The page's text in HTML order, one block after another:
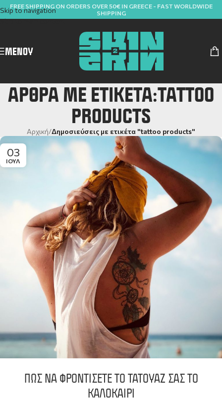
Skip to navigation
Skip to main content
FREE SHIPPING ON ORDERS OVER 50€ IN GREECE - FAST WORLDWIDE
SHIPPING
ΜΕΝΟΎ
ΆΡΘΡΑ ΜΕ ΕΤΙΚΈΤΑ:TATTOO
PRODUCTS
Αρχική/Δημοσιεύσεις με ετικέτα "tattoo products"
03
ΙΟΎΛ
ΠΏΣ ΝΑ ΦΡΟΝΤΊΣΕΤΕ ΤΟ ΤΑΤΟΥΆΖ ΣΑΣ ΤΟ
ΚΑΛΟΚΑΊΡΙ